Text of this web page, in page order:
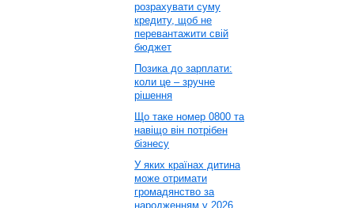
розрахувати суму
кредиту, щоб не
перевантажити свій
бюджет
Позика до зарплати:
коли це – зручне
рішення
Що таке номер 0800 та
навіщо він потрібен
бізнесу
У яких країнах дитина
може отримати
громадянство за
народженням у 2026